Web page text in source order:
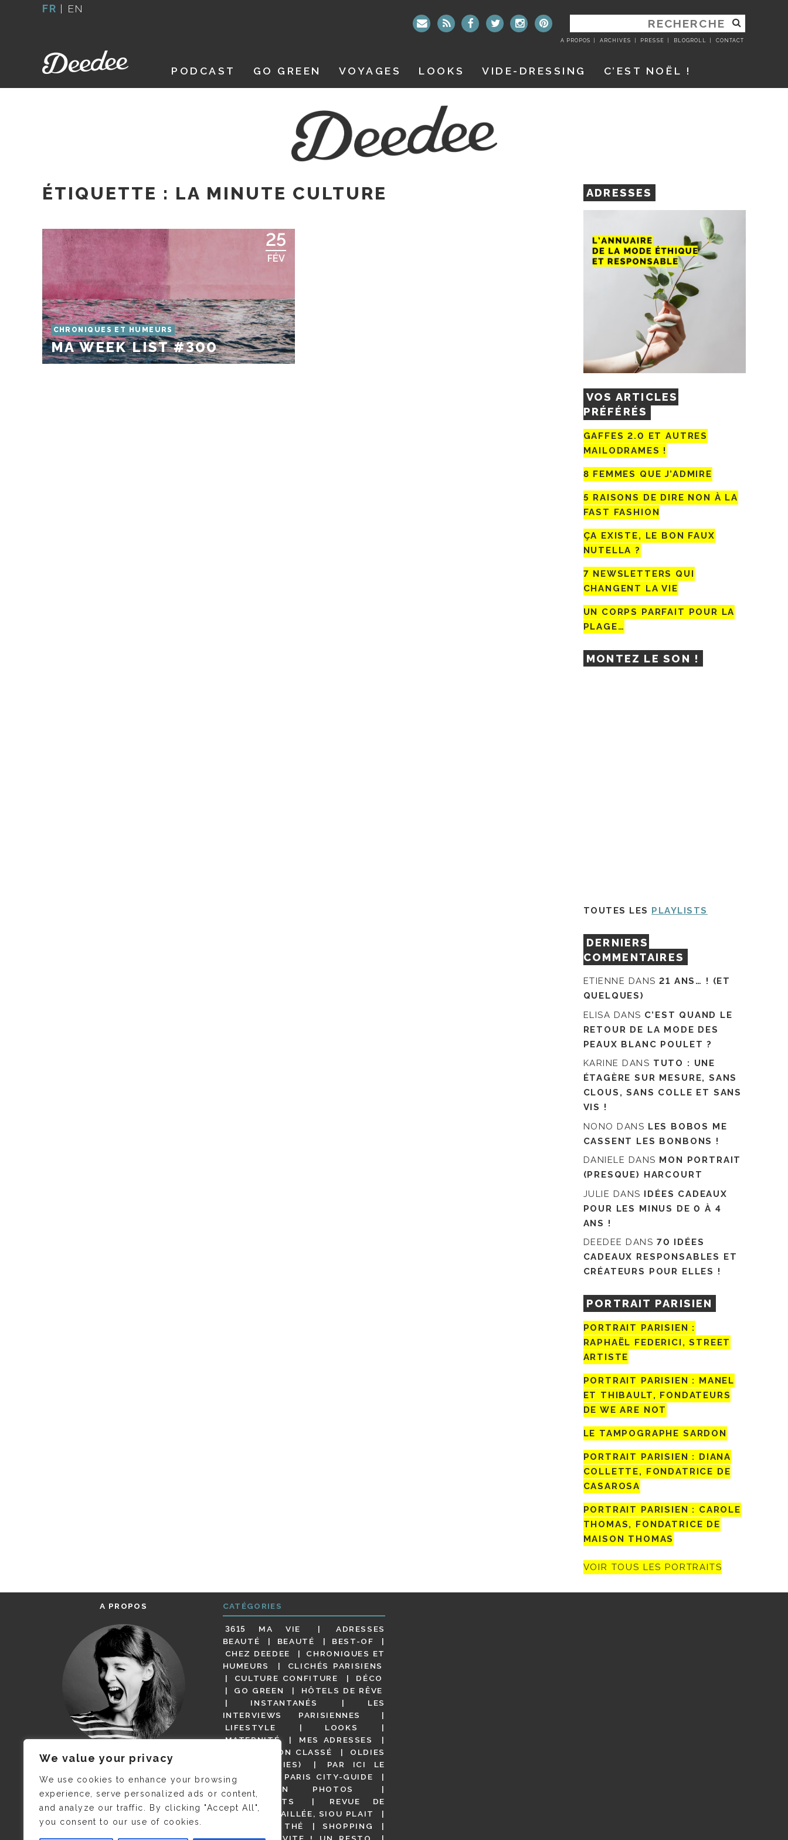
We value your privacy
We use cookies to enhance your browsing
experience, serve personalized ads or content,
and analyze our traffic. By clicking "Accept All",
you consent to our use of cookies.
FR | EN
RECHERCHER
:
A PROPOS ARCHIVES PRESSE BLOGROLL CONTACT
PODCAST GO GREEN VOYAGES LOOKS VIDE-DRESSING C’EST NOËL !
ÉTIQUETTE : LA MINUTE CULTURE
25
FÉV
CHRONIQUES ET HUMEURS
MA WEEK LIST #300
ADRESSES
VOS ARTICLES
PRÉFÉRÉS
GAFFES 2.0 ET AUTRES
MAILODRAMES !
8 FEMMES QUE J’ADMIRE
5 RAISONS DE DIRE NON À LA
FAST FASHION
ÇA EXISTE, LE BON FAUX
NUTELLA ?
7 NEWSLETTERS QUI
CHANGENT LA VIE
UN CORPS PARFAIT POUR LA
PLAGE…
MONTEZ LE SON !
TOUTES LES PLAYLISTS
DERNIERS
COMMENTAIRES
ETIENNE DANS21 ANS… ! (ET
QUELQUES)
ELISA DANS C’EST QUAND LE
RETOUR DE LA MODE DES
PEAUX BLANC POULET ?
KARINE DANS TUTO : UNE
ÉTAGÈRE SUR MESURE, SANS
CLOUS, SANS COLLE ET SANS
VIS !
NONO DANS LES BOBOS ME
CASSENT LES BONBONS !
DANIELE DANS MON PORTRAIT
(PRESQUE) HARCOURT
JULIE DANS IDÉES CADEAUX
POUR LES MINUS DE 0 À 4
ANS !
DEEDEE DANS 70 IDÉES
CADEAUX RESPONSABLES ET
CRÉATEURS POUR ELLES !
PORTRAIT PARISIEN
PORTRAIT PARISIEN :
RAPHAËL FEDERICI, STREET
ARTISTE
PORTRAIT PARISIEN : MANEL
ET THIBAULT, FONDATEURS
DE WE ARE NOT
LE TAMPOGRAPHE SARDON
PORTRAIT PARISIEN : DIANA
COLLETTE, FONDATRICE DE
CASAROSA
PORTRAIT PARISIEN : CAROLE
THOMAS, FONDATRICE DE
MAISON THOMAS
VOIR TOUS LES PORTRAITS
A PROPOS
JE M’APPELLE DELPHINE MAIS
C’EST ©CAMILLE COLLIN QUI A
PRIS CETTE PHOTO !
CATÉGORIES
3615 MA VIE
ADRESSES
BEAUTÉ
BEAUTÉ
BEST-OF
CHEZ DEEDEE
CHRONIQUES ET
HUMEURS
CLICHÉS PARISIENS
CULTURE CONFITURE
DÉCO
GO GREEN
HÔTELS DE RÊVE
INSTANTANÉS
LES
INTERVIEWS PARISIENNES
LIFESTYLE
LOOKS
MATERNITÉ
MES ADRESSES
NON CLASSÉ
OLDIES
(BUT GOODIES)
PAR ICI LE
MAGOT !
PARIS CITY-GUIDE
PARIS EN PHOTOS
RESTAURANTS
REVUE DE
PRESSE DÉTAILLÉE, SIOU PLAIT
SALONS DE THÉ
SHOPPING
VIDÉOS
VITE ! UN RESTO